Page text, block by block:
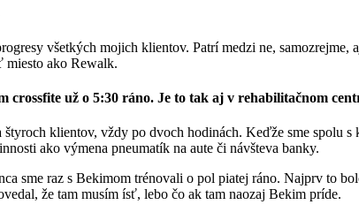
všetkých mojich klientov. Patrí medzi ne,
miesto ako Rewalk.
už o 5:30 ráno. Je to tak aj v rehabilitačnom
štyroch klientov, vždy po dvoch hodinách. Keďže sme spolu
ako výmena pneumatík na aute či návšteva banky.
sme raz s Bekimom trénovali o pol piatej ráno. Najprv to
že tam musím ísť, lebo čo ak tam naozaj Bekim príde.